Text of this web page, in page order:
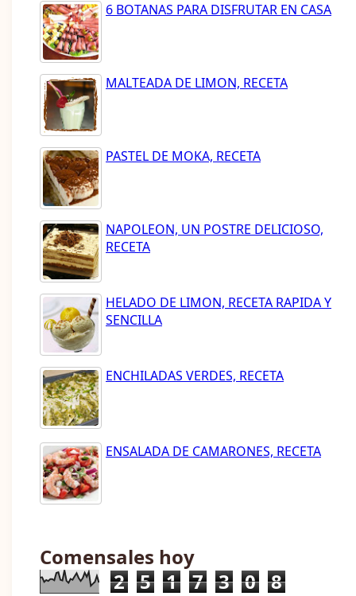
6 BOTANAS PARA DISFRUTAR EN CASA
MALTEADA DE LIMON, RECETA
PASTEL DE MOKA, RECETA
NAPOLEON, UN POSTRE DELICIOSO,
RECETA
HELADO DE LIMON, RECETA RAPIDA Y
SENCILLA
ENCHILADAS VERDES, RECETA
ENSALADA DE CAMARONES, RECETA
Comensales hoy
2 5 1 7 3 0 8